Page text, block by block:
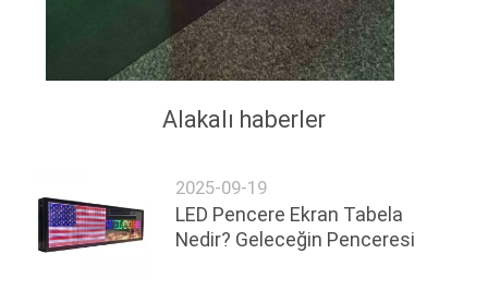
Alakalı haberler
2025-09-19
LED Pencere Ekran Tabela
Nedir? Geleceğin Penceresi